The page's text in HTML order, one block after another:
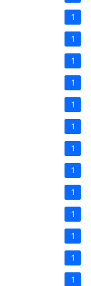
1
1
1
1
1
1
1
1
1
1
1
1
1